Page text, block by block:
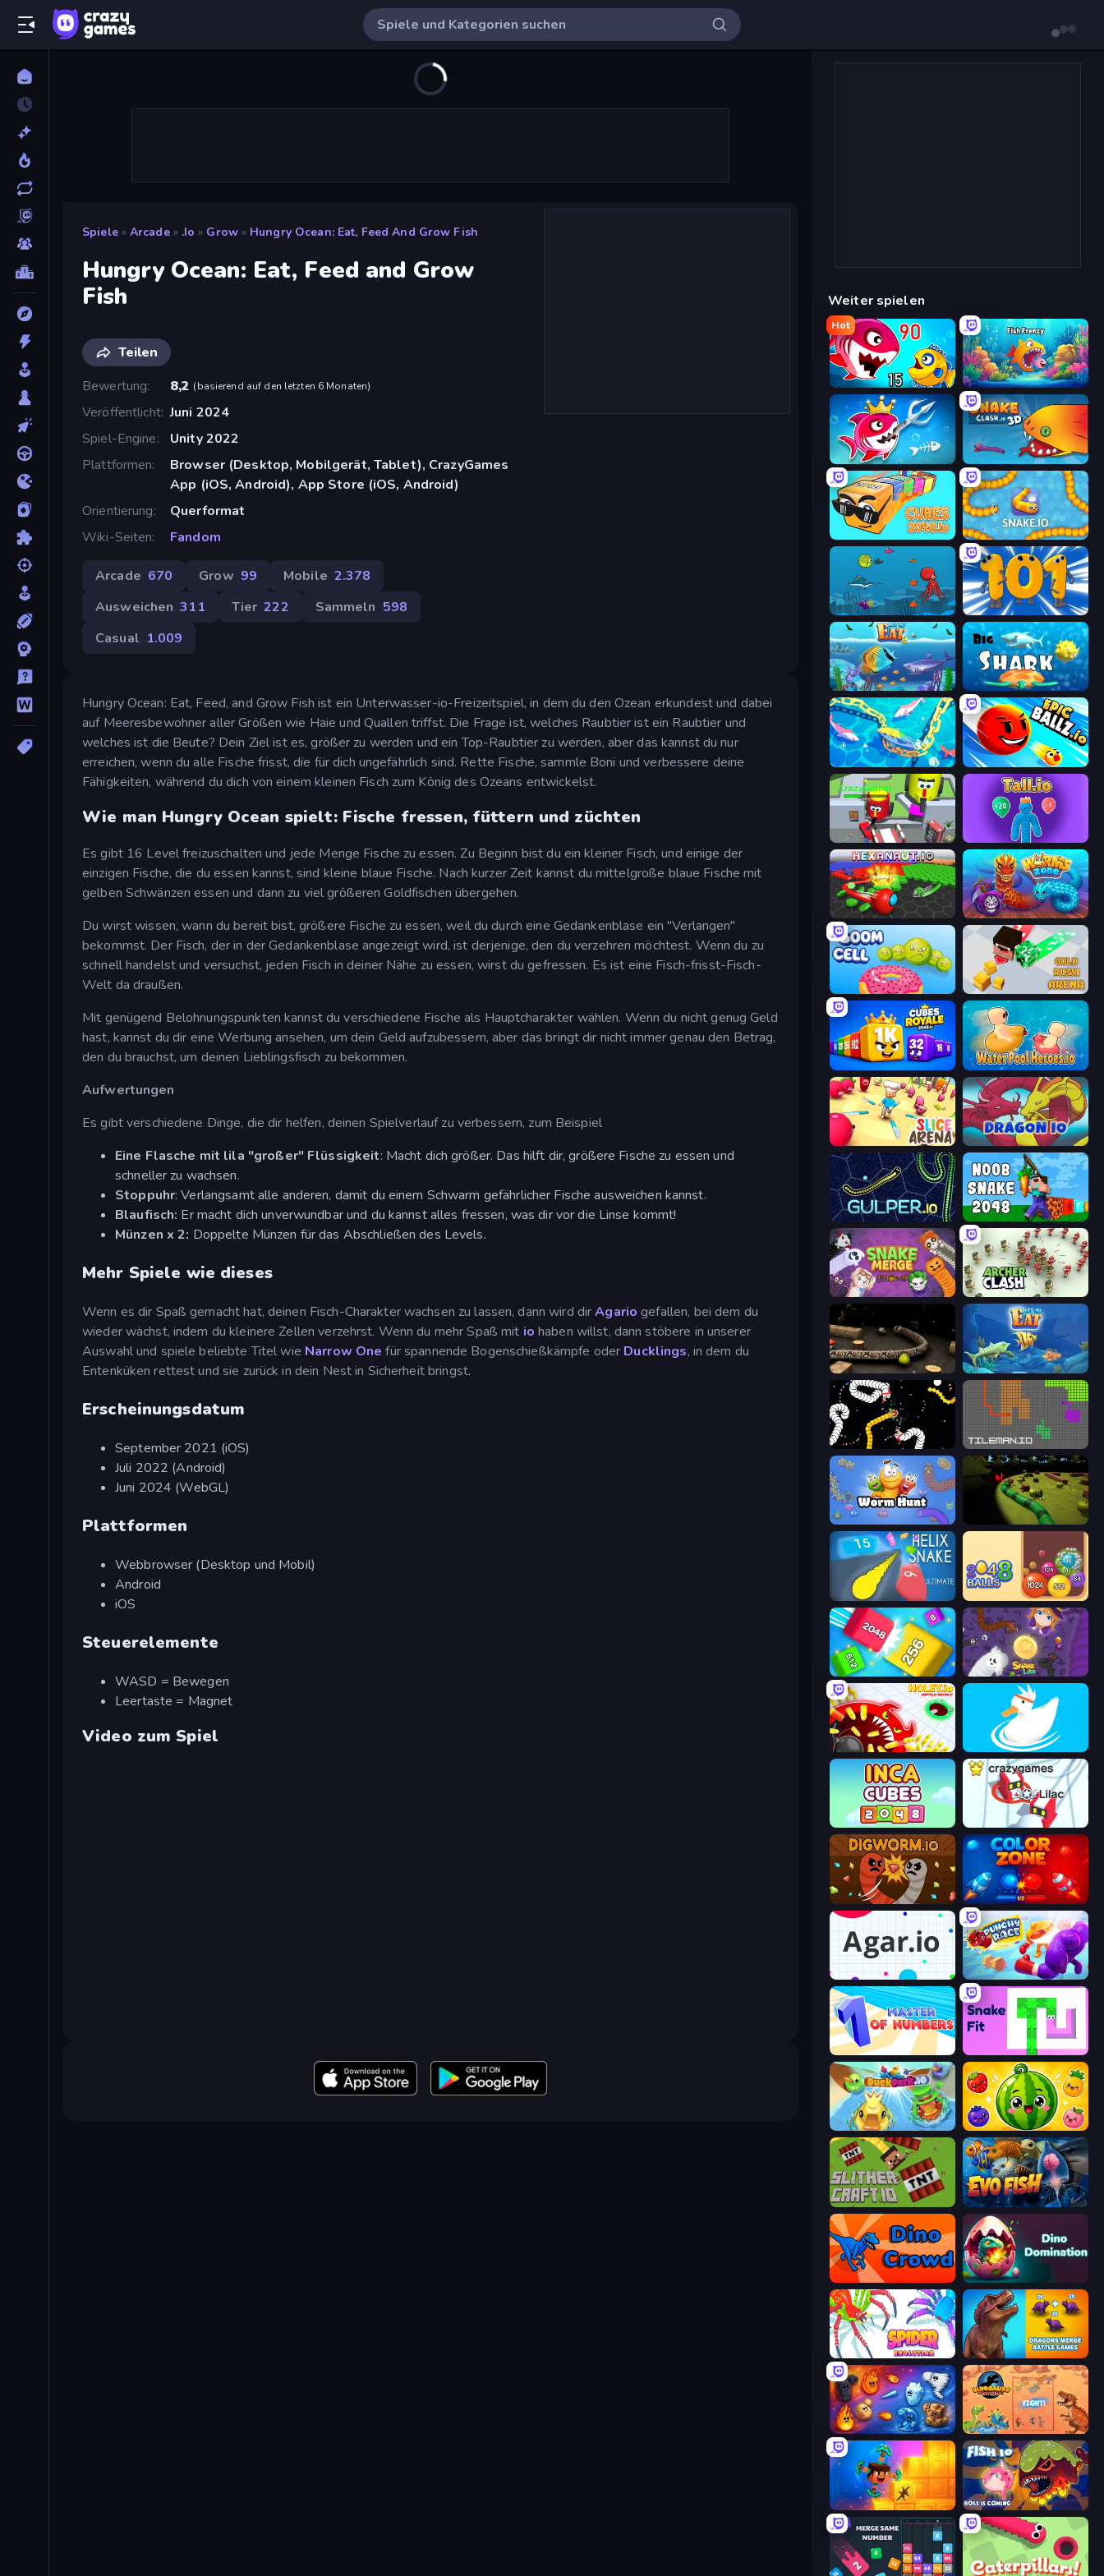
Spiele » Arcade » .io » Grow » Hungry Ocean: Eat, Feed And Grow Fish
Hungry Ocean: Eat, Feed and Grow
Fish
Teilen
Bewertung
8,2 (basierend auf den letzten 6 Monaten)
Veröffentlicht Juni 2024
Spiel-Engine
Unity 2022
Plattformen
Browser (Desktop, Mobilgerät, Tablet), CrazyGames
App (iOS, Android), App Store (iOS, Android)
Orientierung
Querformat
Wiki-Seiten
Fandom
Arcade 670 Grow 99 Mobile 2.378
Ausweichen 311 Tier 222 Sammeln 598
Casual 1.009
Hungry Ocean: Eat, Feed, and Grow Fish ist ein Unterwasser-io-Freizeitspiel, in dem du den Ozean erkundest und dabei
auf Meeresbewohner aller Größen wie Haie und Quallen triffst. Die Frage ist, welches Raubtier ist ein Raubtier und
welches ist die Beute? Dein Ziel ist es, größer zu werden und ein Top-Raubtier zu werden, aber das kannst du nur
erreichen, wenn du alle Fische frisst, die für dich ungefährlich sind. Rette Fische, sammle Boni und verbessere deine
Fähigkeiten, während du dich von einem kleinen Fisch zum König des Ozeans entwickelst.
Wie man Hungry Ocean spielt: Fische fressen, füttern und züchten
Es gibt 16 Level freizuschalten und jede Menge Fische zu essen. Zu Beginn bist du ein kleiner Fisch, und einige der
einzigen Fische, die du essen kannst, sind kleine blaue Fische. Nach kurzer Zeit kannst du mittelgroße blaue Fische mit
gelben Schwänzen essen und dann zu viel größeren Goldfischen übergehen.
Du wirst wissen, wann du bereit bist, größere Fische zu essen, weil du durch eine Gedankenblase ein "Verlangen"
bekommst. Der Fisch, der in der Gedankenblase angezeigt wird, ist derjenige, den du verzehren möchtest. Wenn du zu
schnell handelst und versuchst, jeden Fisch in deiner Nähe zu essen, wirst du gefressen. Es ist eine Fisch-frisst-Fisch-
Welt da draußen.
Mit genügend Belohnungspunkten kannst du verschiedene Fische als Hauptcharakter wählen. Wenn du nicht genug Geld
hast, kannst du dir eine Werbung ansehen, um dein Geld aufzubessern, aber das bringt dir nicht immer genau den Betrag,
den du brauchst, um deinen Lieblingsfisch zu bekommen.
Aufwertungen
Es gibt verschiedene Dinge, die dir helfen, deinen Spielverlauf zu verbessern, zum Beispiel
Eine Flasche mit lila "großer" Flüssigkeit: Macht dich größer. Das hilft dir, größere Fische zu essen und
schneller zu wachsen.
Stoppuhr: Verlangsamt alle anderen, damit du einem Schwarm gefährlicher Fische ausweichen kannst.
Blaufisch: Er macht dich unverwundbar und du kannst alles fressen, was dir vor die Linse kommt!
Münzen x 2: Doppelte Münzen für das Abschließen des Levels.
Mehr Spiele wie dieses
Wenn es dir Spaß gemacht hat, deinen Fisch-Charakter wachsen zu lassen, dann wird dirAgario gefallen, bei dem du
wieder wächst, indem du kleinere Zellen verzehrst. Wenn du mehr Spaß mit io haben willst, dann stöbere in unserer
Auswahl und spiele beliebte Titel wie Narrow One für spannende Bogenschießkämpfe oder Ducklings, in dem du
Entenküken rettest und sie zurück in dein Nest in Sicherheit bringst.
Erscheinungsdatum
September 2021 (iOS)
Juli 2022 (Android)
Juni 2024 (WebGL)
Plattformen
Webbrowser (Desktop und Mobil)
Android
iOS
Steuerelemente
WASD = Bewegen
Leertaste = Magnet
Video zum Spiel
Weiter spielen
Hot
Fish Eat Getting Big Fish Frenzy
Fish Stab Getting Big Snake Clash.io
Cubes 2048.io Snake.io
Fish Eat Fishes Numbers Arena
Let Me Eat 2: Feeding Madness Big Shark
Deep Sea Duel EpicBallz.io
CleanUp.IO Tall.io
Hexanaut.io Worms.Zone
Boom Cell Gold Rush Arena
Cubes 2048 Royale Water Pool Heroes.io
Slice Arena Dragon.io
Gulper.io Noob Snake 2048
Snake Merge: Idle & io Zone Archer Clash
Snake 3D Let Me Eat: Big Fish Eat Smaller
Worms.io TileMan.io
Worm Hunt Axy Snake 3D
Helix Snake Crazy 2048 Balls
Qube 2048 Snake Lite
Holey.io Battle Royale Ducklings
Inca Cubes 2048 Snowball.io
Digworm.io Color Zone
Agar.io Punchy Race
Master of Numbers Snake Fit
DuckPark.io Watermelon Fruit Merge Saga
SlitherCraft.io Evo Fish
Dino Crowd Dino Domination
Spider Evolution: Runner Game Dragons Merge: Battle Games
Elemental Merge Dinosaurs Merge Master
Merge & Dig! Fish IO